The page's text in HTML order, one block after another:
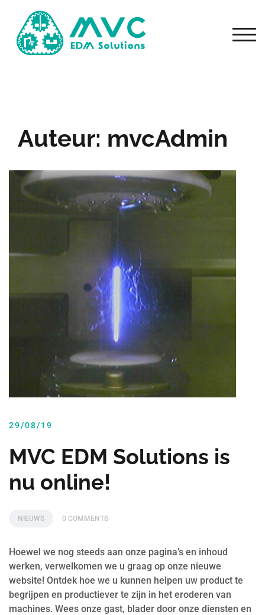
Auteur: mvcAdmin
29/08/19
MVC EDM Solutions is
nu online!
NIEUWS 0 COMMENTS
Hoewel we nog steeds aan onze pagina’s en inhoud
werken, verwelkomen we u graag op onze nieuwe
website! Ontdek hoe we u kunnen helpen uw product te
begrijpen en productiever te zijn in het eroderen van
machines. Wees onze gast, blader door onze diensten en